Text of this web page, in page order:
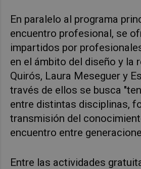
En paralelo al programa
encuentro profesional, se
impartidos por
en el ámbito del diseño y la
Quirós, Laura Meseguer y
través de ellos se busca
entre distintas disciplinas,
transmisión del
encuentro entre
Entre las actividades